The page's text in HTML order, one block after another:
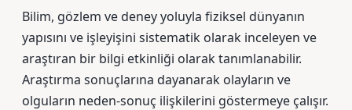
Bilim, gözlem ve deney yoluyla fiziksel dünyanın
yapısını ve işleyişini sistematik olarak inceleyen ve
araştıran bir bilgi etkinliği olarak tanımlanabilir.
Araştırma sonuçlarına dayanarak olayların ve
olguların neden-sonuç ilişkilerini göstermeye çalışır.